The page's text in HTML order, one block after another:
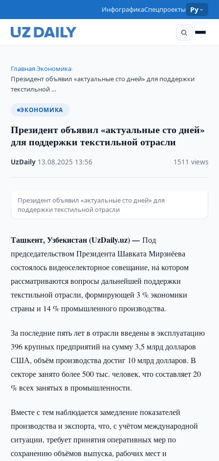
ИнфографикаСпецпроекты Ру
Главная›Экономика›
Президент объявил «актуальные сто дней» для поддержки
текстильной …
ЭКОНОМИКА
Президент объявил «актуальные сто дней»
для поддержки текстильной отрасли
UzDaily 13.08.2025 13:56 1511 views
Президент объявил «актуальные сто дней» для
поддержки текстильной отрасли
Ташкент, Узбекистан (UzDaily.uz) —Под
председательством Президента Шавката Мирзиёева
состоялось видеоселекторное совещание, на котором
рассматриваются вопросы дальнейшей поддержки
текстильной отрасли, формирующей 3 % экономики
страны и 14 % промышленного производства.
За последние пять лет в отрасли введены в эксплуатацию
396 крупных предприятий на сумму 3,5 млрд долларов
США, объём производства достиг 10 млрд долларов. В
секторе занято более 500 тыс. человек, что составляет 20
% всех занятых в промышленности.
Вместе с тем наблюдается замедление показателей
производства и экспорта, что, с учётом международной
ситуации, требует принятия оперативных мер по
сохранению объёмов выпуска, рабочих мест и